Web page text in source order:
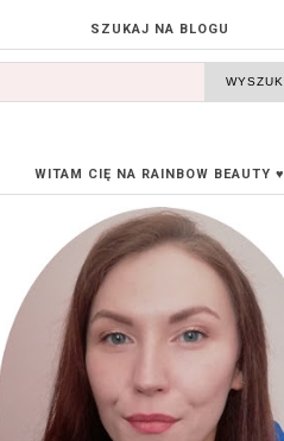
SZUKAJ NA BLOGU
WITAM CIĘ NA RAINBOW BEAUTY ♥